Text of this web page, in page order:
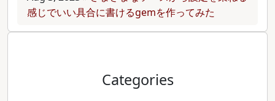
感じでいい具合に書けるgemを作ってみた
Categories